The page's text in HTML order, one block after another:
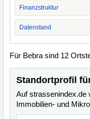
Finanzstruktur
Datenstand
Für Bebra sind 12
Standortprofil
Auf strassenindex.de
Immobilien- und